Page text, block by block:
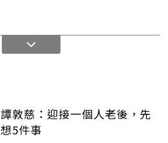
譚敦慈：迎接一個人老後，先
想5件事